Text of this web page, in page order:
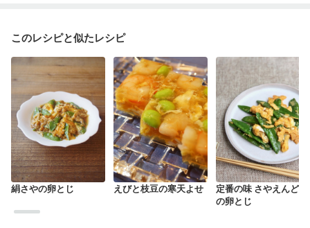
このレシピと似たレシピ
絹さやの卵とじ えびと枝豆の寒天よせ
定番の味 さやえんどう
の卵とじ